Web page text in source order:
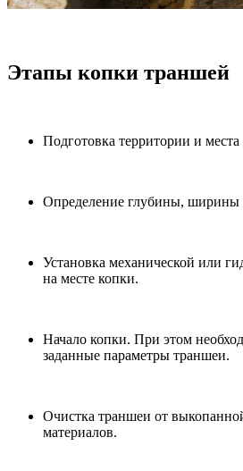
Этапы копки траншей
Подготовка территории и места
Определение глубины,
Установка механической или
на месте копки.
Начало копки. При этом
заданные параметры траншеи.
Очистка траншеи от
материалов.